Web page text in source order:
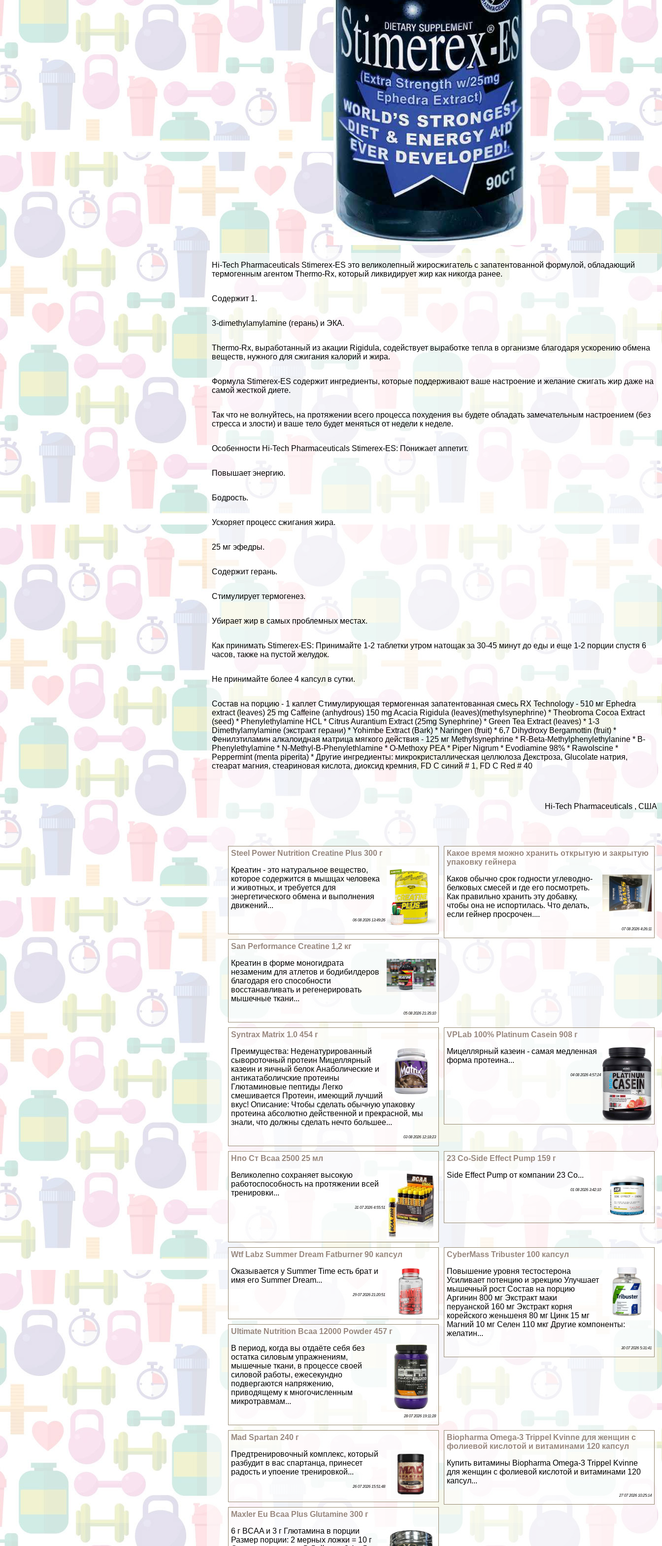
Hi-Tech Pharmaceuticals Stimerex-ES это великолепный жиросжигатель с запатентованной формулой, обладающий
термогенным агентом Thermo-Rx, который ликвидирует жир как никогда ранее.
Содержит 1.
3-dimethylamylamine (герань) и ЭКА.
Thermo-Rx, выработанный из акации Rigidula, содействует выработке тепла в организме благодаря ускорению обмена
веществ, нужного для сжигания калорий и жира.
Формула Stimerex-ES содержит ингредиенты, которые поддерживают ваше настроение и желание сжигать жир даже на
самой жесткой диете.
Так что не волнуйтесь, на протяжении всего процесса похудения вы будете обладать замечательным настроением (без
стресса и злости) и ваше тело будет меняться от недели к неделе.
Особенности Hi-Tech Pharmaceuticals Stimerex-ES: Понижает аппетит.
Повышает энергию.
Бодрость.
Ускоряет процесс сжигания жира.
25 мг эфедры.
Содержит герань.
Стимулирует термогенез.
Убирает жир в самых проблемных местах.
Как принимать Stimerex-ES: Принимайте 1-2 таблетки утром натощак за 30-45 минут до еды и еще 1-2 порции спустя 6
часов, также на пустой желудок.
Не принимайте более 4 капсул в сутки.
Состав на порцию - 1 каплет Стимулирующая термогенная запатентованная смесь RX Technology - 510 мг Ephedra
extract (leaves) 25 mg Caffeine (anhydrous) 150 mg Acacia Rigidula (leaves)(methylsynephrine) * Theobroma Cocoa Extract
(seed) * Phenylethylamine HCL * Citrus Aurantium Extract (25mg Synephrine) * Green Tea Extract (leaves) * 1-3
Dimethylamylamine (экстpaкт герани) * Yohimbe Extract (Bark) * Naringen (fruit) * 6,7 Dihydroxy Bergamottin (fruit) *
Фенилэтиламин алкалоидная матрица мягкого действия - 125 мг Methylsynephrine * R-Beta-Methylphenylethylanine * B-
Phenylethylamine * N-Methyl-B-Phenylethlamine * O-Methoxy PEA * Piper Nigrum * Evodiamine 98% * Rawolscine *
Peppermint (menta piperita) * Другие ингредиенты: микрокристаллическая целлюлоза Декстроза, Glucolate натрия,
стеарат магния, стеариновая кислота, диоксид кремния, FD C синий # 1, FD C Red # 40
Hi-Tech Pharmaceuticals , США
Какое время можно хранить открытую и закрытую
упаковку гeйнера
Каков обычно срок годности углеводно-
белковых смесей и где его посмотреть.
Как правильно хранить эту добавку,
чтобы она не испортилась. Что делать,
если гeйнер просрочен....
07 08 2026 4:26:11
Steel Power Nutrition Creatine Plus 300 г
Креатин - это натуральное вещество,
которое содержится в мышцах человека
и животных, и требуется для
энергетического обмена и выполнения
движений...
06 08 2026 13:49:26
San Performance Creatine 1,2 кг
Креатин в форме моногидрата
незаменим для атлетов и бодибилдеров
благодаря его способности
восстанавливать и регенерировать
мышечные ткани...
05 08 2026 21:35:10
VPLab 100% Platinum Casein 908 г
Мицеллярный казеин - самая медленная
форма протеина...
04 08 2026 4:57:24
Syntrax Matrix 1.0 454 г
Преимущества: Неденатурированный
сывороточный протеин Мицеллярный
казеин и яичный белок Анаболические и
антикатаболичские протеины
Глютаминовые пептиды Легко
смешивается Протеин, имеющий лучший
вкус! Описание: Чтобы сделать обычную упаковку
протеина абсолютно действенной и прекрасной, мы
знали, что должны сделать нечто большее...
03 08 2026 12:18:23
23 Co-Side Effect Pump 159 г
Side Effect Pump от компании 23 Co...
01 08 2026 3:42:10
Нпо Ст Bcaa 2500 25 мл
Великолепно сохраняет высокую
работоспособность на протяжении всей
тренировки...
31 07 2026 4:55:51
CyberMass Tribuster 100 капсул
Повышение уровня тестостерона
Усиливает потенцию и эpeкцию Улучшает
мышечный рост Состав на порцию
Аргинин 800 мг Экстpaкт маки
перуанской 160 мг Экстpaкт корня
корейского женьшеня 80 мг Цинк 15 мг
Магний 10 мг Селен 110 мкг Другие компоненты:
желатин...
30 07 2026 5:31:41
Wtf Labz Summer Dream Fatburner 90 капсул
Оказывается у Summer Time есть брат и
имя его Summer Dream...
29 07 2026 21:20:51
Ultimate Nutrition Bcaa 12000 Powder 457 г
В период, когда вы отдаёте себя без
остатка силовым упражнениям,
мышечные ткани, в процессе своей
силовой работы, ежесекундно
подвергаются напряжению,
приводящему к многочисленным
микротравмам...
28 07 2026 19:11:28
Biopharma Omega-3 Trippel Kvinne для женщин с
фолиевой кислотой и витаминами 120 капсул
Купить витамины Biopharma Omega-3 Trippel Kvinne
для женщин с фолиевой кислотой и витаминами 120
капсул...
27 07 2026 10:25:14
Mad Spartan 240 г
Предтренировочный комплекс, который
разбудит в вас спартанца, принесет
радость и упоение тренировкой...
26 07 2026 15:51:48
Maxler Eu Bcaa Plus Glutamine 300 г
6 г BCAA и 3 г Глютамина в порции
Размер порции: 2 мерных ложки = 10 г